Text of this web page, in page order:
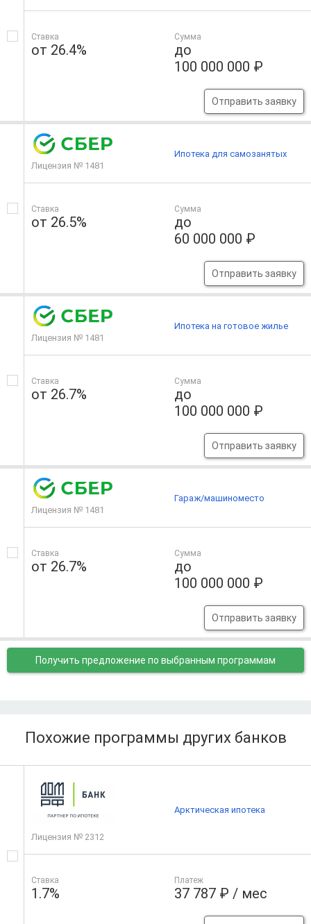
Ставка
от 26.4%
Сумма
до
100 000 000 ₽
Отправить заявку
Лицензия № 1481
Ставка
от 26.5%
Сумма
до
60 000 000 ₽
Отправить заявку
Ипотека для самозанятых
Лицензия № 1481
Ставка
от 26.7%
Сумма
до
100 000 000 ₽
Отправить заявку
Ипотека на готовое жилье
Лицензия № 1481
Ставка
от 26.7%
Сумма
до
100 000 000 ₽
Отправить заявку
Гараж/машиноместо
Получить предложение по выбранным программам
Похожие программы других банков
Лицензия № 2312
Ставка
1.7%
Платеж
37 787 ₽ / мес
Арктическая ипотека